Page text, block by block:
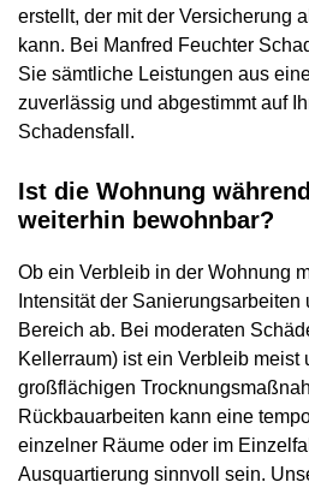
erstellt, der mit der Versicherung
kann. Bei Manfred Feuchter
Sie sämtliche Leistungen aus
zuverlässig und abgestimmt auf
Schadensfall.
Ist die Wohnung
weiterhin bewohnbar?
Ob ein Verbleib in der Wohnung
Intensität der Sanierungsarbeiten
Bereich ab. Bei moderaten
Kellerraum) ist ein Verbleib meist
großflächigen
Rückbauarbeiten kann eine
einzelner Räume oder im
Ausquartierung sinnvoll sein.